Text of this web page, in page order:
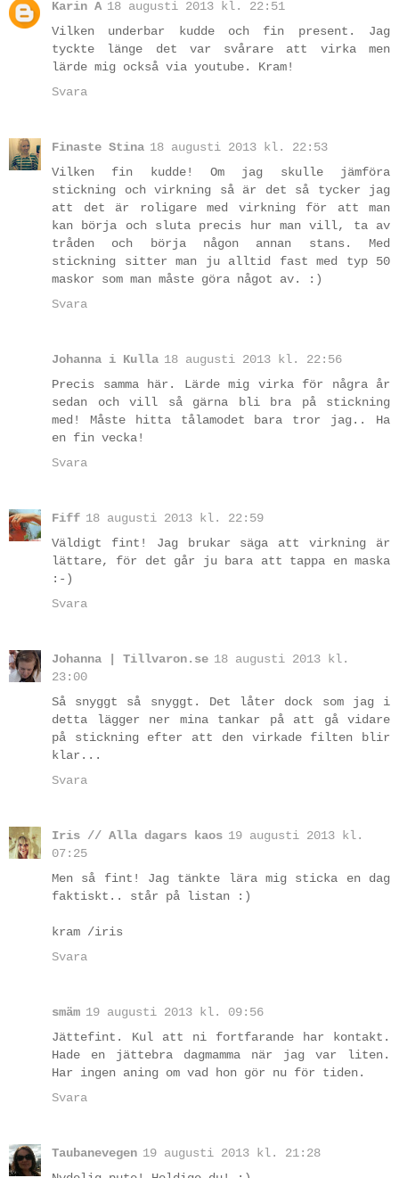
Karin A 18 augusti 2013 kl. 22:51
Vilken underbar kudde och fin present. Jag
tyckte länge det var svårare att virka men
lärde mig också via youtube. Kram!
Svara
Finaste Stina 18 augusti 2013 kl. 22:53
Vilken fin kudde! Om jag skulle jämföra
stickning och virkning så är det så tycker jag
att det är roligare med virkning för att man
kan börja och sluta precis hur man vill, ta av
tråden och börja någon annan stans. Med
stickning sitter man ju alltid fast med typ 50
maskor som man måste göra något av. :)
Svara
Johanna i Kulla 18 augusti 2013 kl. 22:56
Precis samma här. Lärde mig virka för några år
sedan och vill så gärna bli bra på stickning
med! Måste hitta tålamodet bara tror jag.. Ha
en fin vecka!
Svara
Fiff 18 augusti 2013 kl. 22:59
Väldigt fint! Jag brukar säga att virkning är
lättare, för det går ju bara att tappa en maska
:-)
Svara
Johanna | Tillvaron.se 18 augusti 2013 kl.
23:00
Så snyggt så snyggt. Det låter dock som jag i
detta lägger ner mina tankar på att gå vidare
på stickning efter att den virkade filten blir
klar...
Svara
Iris // Alla dagars kaos 19 augusti 2013 kl.
07:25
Men så fint! Jag tänkte lära mig sticka en dag
faktiskt.. står på listan :)
kram /iris
Svara
smäm 19 augusti 2013 kl. 09:56
Jättefint. Kul att ni fortfarande har kontakt.
Hade en jättebra dagmamma när jag var liten.
Har ingen aning om vad hon gör nu för tiden.
Svara
Taubanevegen 19 augusti 2013 kl. 21:28